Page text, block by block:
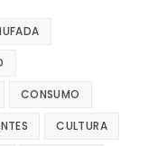
CONSUMO
CULTURA